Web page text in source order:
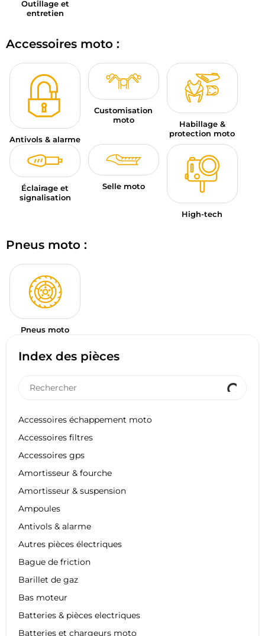
Index des pièces
Accessoires échappement moto
Accessoires filtres
Accessoires gps
Amortisseur & fourche
Amortisseur & suspension
Ampoules
Antivols & alarme
Autres pièces électriques
Bague de friction
Barillet de gaz
Bas moteur
Batteries & pièces electriques
Batteries et chargeurs moto
Outillage et
entretien
Accessoires moto :
Antivols & alarme
Customisation
moto
Habillage &
protection moto
Éclairage et
signalisation
Selle moto
High-tech
Pneus moto :
Pneus moto